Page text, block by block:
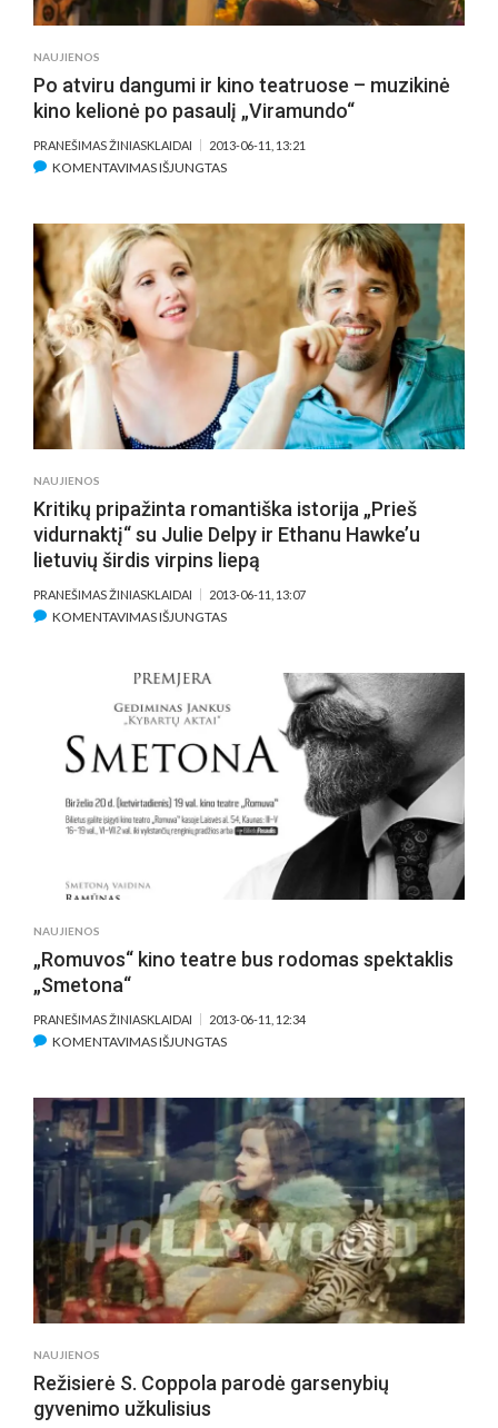
NAUJIENOS
Po atviru dangumi ir kino teatruose – muzikinė
kino kelionė po pasaulį „Viramundo“
PRANEŠIMAS ŽINIASKLAIDAI 2013-06-11, 13:21
KOMENTAVIMAS IŠJUNGTASĮRAŠE
TEATRUOSE
MUZIKINĖ
KINO
KELIONĖ
PO
PASAULĮ
NAUJIENOS
Kritikų pripažinta romantiška istorija „Prieš
vidurnaktį“ su Julie Delpy ir Ethanu Hawke’u
lietuvių širdis virpins liepą
PRANEŠIMAS ŽINIASKLAIDAI 2013-06-11, 13:07
KOMENTAVIMAS IŠJUNGTASĮRAŠE
ROMANTIŠKA
ISTORIJA
„PRIEŠ
VIDURNAKTĮ“
JULIE
DELPY
ETHANU
HAWKE’U
VIRPINS
NAUJIENOS
„Romuvos“ kino teatre bus rodomas spektaklis
„Smetona“
PRANEŠIMAS ŽINIASKLAIDAI 2013-06-11, 12:34
KOMENTAVIMAS IŠJUNGTASĮRAŠE
TEATRE
BUS
RODOMAS
SPEKTAKLIS
„SMETONA“
NAUJIENOS
Režisierė S. Coppola parodė garsenybių
gyvenimo užkulisius